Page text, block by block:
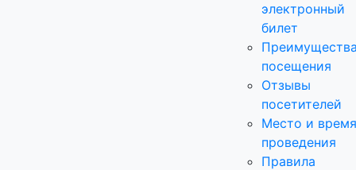
электронный
билет
посещения
Отзывы
посетителей
Место и время
проведения
Правила